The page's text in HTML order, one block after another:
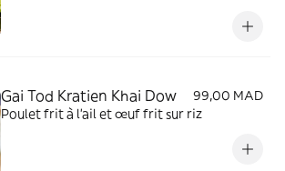
Gai Tod Kratien Khai Dow
99,00 MAD
Poulet frit à l’ail et œuf frit sur riz